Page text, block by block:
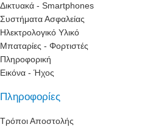
Δικτυακά - Smartphones
Συστήματα Ασφαλείας
Ηλεκτρολογικό Υλικό
Μπαταρίες - Φορτιστές
Πληροφορική
Εικόνα - Ήχος
Πληροφορίες
Τρόποι Αποστολής